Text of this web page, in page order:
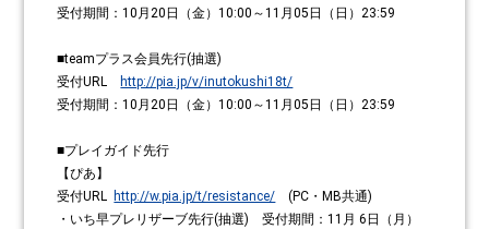
受付期間：10月20日（金）10:00～11月05日（日）23:59
■teamプラス会員先行(抽選)
受付URL
http://pia.jp/v/inutokushi18t/
受付期間：10月20日（金）10:00～11月05日（日）23:59
■プレイガイド先行
【ぴあ】
受付URL http://w.pia.jp/t/resistance/ (PC・MB共通)
・いち早プレリザーブ先行(抽選) 受付期間：11月 6日（月）